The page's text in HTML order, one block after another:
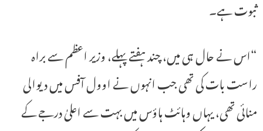
ثبوت ہے۔
“اس نے حال ہی میں، چند ہفتے پہلے، وزیر اعظم سے براہ
راست بات کی تھی جب انہوں نے اوول آفس میں دیوالی
منائی تھی، یہاں وہائٹ ​​ہاؤس میں بہت سے اعلیٰ درجے کے